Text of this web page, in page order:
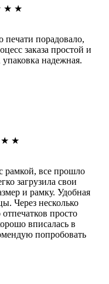
★ ★
порадовало,
заказа простой и
надежная.
★ ★
рамкой, все прошло
загрузила свои
и рамку. Удобная
Через несколько
просто
вписалась в
попробовать